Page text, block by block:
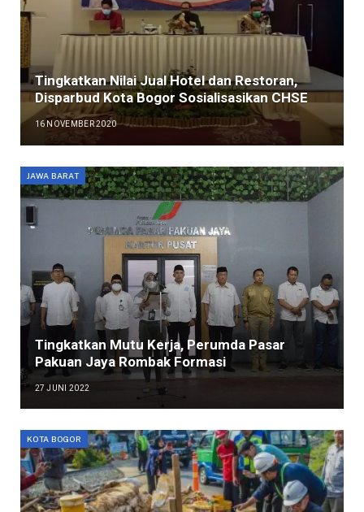
Tingkatkan Nilai Jual Hotel dan Restoran,
Disparbud Kota Bogor Sosialisasikan CHSE
16 NOVEMBER 2020
JAWA BARAT
Tingkatkan Mutu Kerja, Perumda Pasar
Pakuan Jaya Rombak Formasi
27 JUNI 2022
KOTA BOGOR